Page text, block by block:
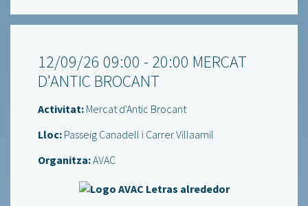
12/09/26 09:00 - 20:00 MERCAT
D'ANTIC BROCANT
Activitat: Mercat d'Antic Brocant
Lloc: Passeig Canadell i Carrer Villaamil
Organitza:AVAC